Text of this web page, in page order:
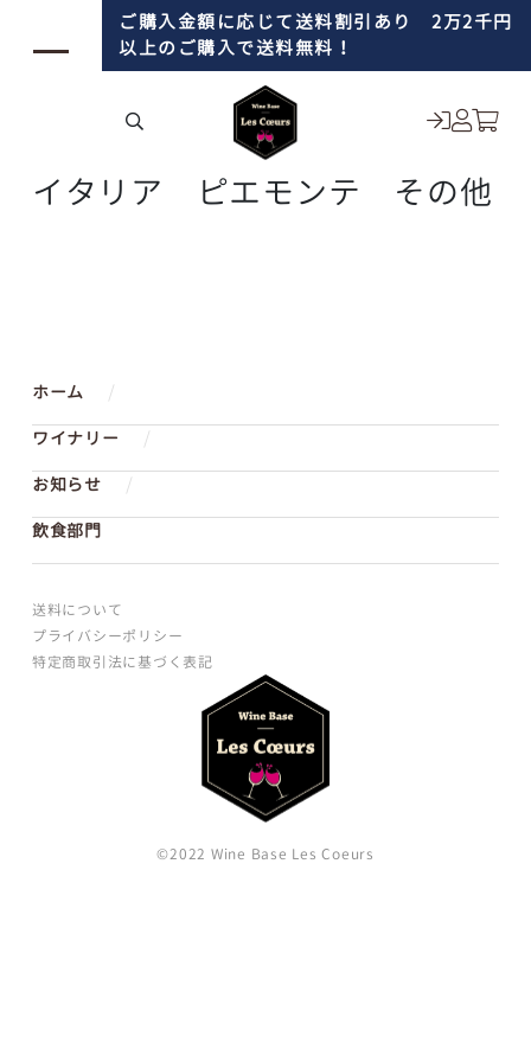
コンテンツに進むご購入金額に応じて送料割引あり 2万2千円
以上のご購入で送料無料！
イタリア ピエモンテ その他
ホーム
ワイナリー
お知らせ
飲食部門
送料について
プライバシーポリシー
特定商取引法に基づく表記
©2022 Wine Base Les Coeurs